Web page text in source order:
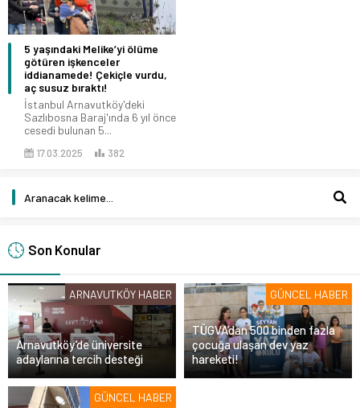
5 yaşındaki Melike’yi ölüme
götüren işkenceler
iddianamede! Çekiçle vurdu,
aç susuz bıraktı!
İstanbul Arnavutköy'deki
Sazlıbosna Baraj'ında 6 yıl önce
cesedi bulunan 5...
17.03.2025 382
Son Konular
ARNAVUTKÖY HABER
Arnavutköy’de üniversite
adaylarına tercih desteği
GÜNCEL HABER
TÜGVA’dan 500 binden fazla
çocuğa ulaşan dev yaz
hareketi!
GÜNCEL HABER